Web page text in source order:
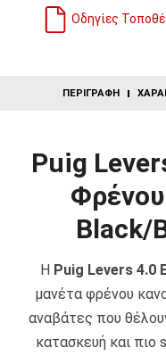
Οδηγίες
ΠΕΡΙΓΡΑΦΉ
Puig
Black/
Η Puig Levers 4.0
μανέτα φρένου
αναβάτες που
κατασκευή και